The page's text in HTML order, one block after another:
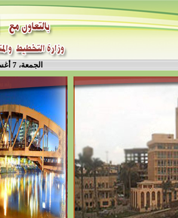
الجمعة، 7 أغسطس 2026، 5:40:54 م